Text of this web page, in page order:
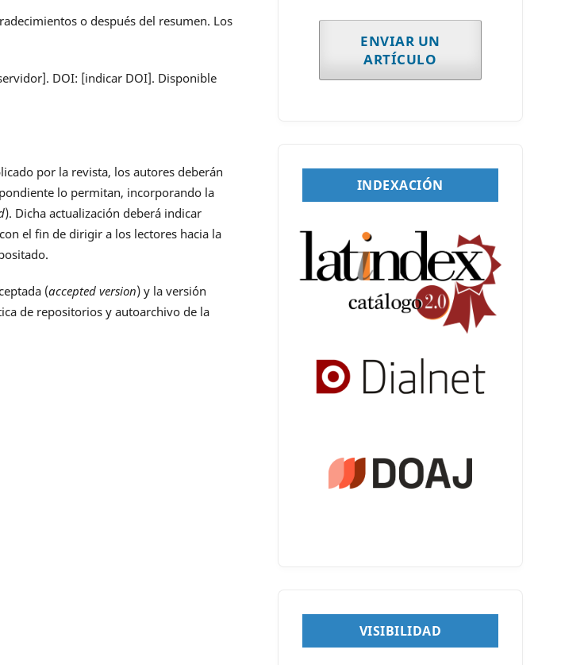
o después del resumen. Los
. DOI: [indicar DOI]. Disponible
por la revista, los autores deberán
lo permitan, incorporando la
). Dicha actualización deberá indicar
el fin de dirigir a los lectores hacia la
(accepted version) y la versión
de repositorios y autoarchivo de la
ENVIAR UN
ARTÍCULO
INDEXACIÓN
VISIBILIDAD